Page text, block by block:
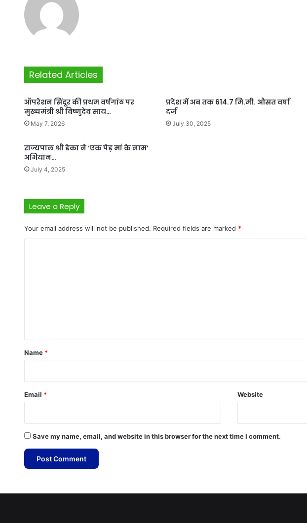
Related Articles
ऑपरेशन सिंदूर की प्रथम वर्षगांठ पर
मुख्यमंत्री श्री विष्णुदेव साय…
May 7, 2026
प्रदेश में अब तक 614.7 मि.मी. औसत वर्षा
दर्ज
July 30, 2025
राज्यपाल श्री डेका ने ‘एक पेड़ मां के नाम‘
अभियान…
July 4, 2025
Leave a Reply
Your email address will not be published. Required fields are marked *
*
Name *
Email * Website
Save my name, email, and website in this browser for the next time I comment.